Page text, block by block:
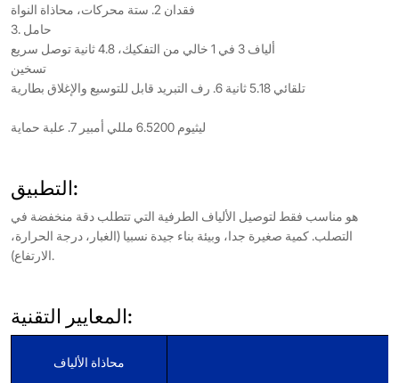
فقدان 2. ستة محركات، محاذاة النواة
3. حامل
ألياف 3 في 1 خالي من التفكيك، 4.8 ثانية توصل سريع
تسخين
تلقائي 5.18 ثانية 6. رف التبريد قابل للتوسيع والإغلاق بطارية
ليثيوم 6.5200 مللي أمبير 7. علبة حماية
التطبيق:
هو مناسب فقط لتوصيل الألياف الطرفية التي تتطلب دقة منخفضة في
التصلب. كمية صغيرة جدا، وبيئة بناء جيدة نسبيا (الغبار، درجة الحرارة،
الارتفاع).
المعايير التقنية:
محاذاة الألياف